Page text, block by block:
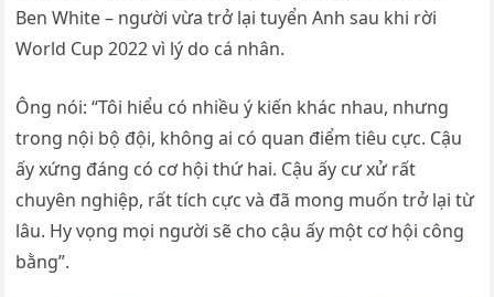
Ben White – người vừa trở lại tuyển Anh sau khi rời
World Cup 2022 vì lý do cá nhân.
Ông nói: “Tôi hiểu có nhiều ý kiến khác nhau, nhưng
trong nội bộ đội, không ai có quan điểm tiêu cực. Cậu
ấy xứng đáng có cơ hội thứ hai. Cậu ấy cư xử rất
chuyên nghiệp, rất tích cực và đã mong muốn trở lại từ
lâu. Hy vọng mọi người sẽ cho cậu ấy một cơ hội công
bằng”.